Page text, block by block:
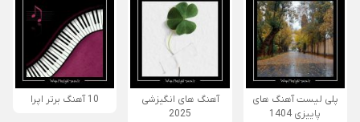
پلی لیست آهنگ های
پاییزی 1404
آهنگ های انگیزشی
2025
10 آهنگ برتر اپرا